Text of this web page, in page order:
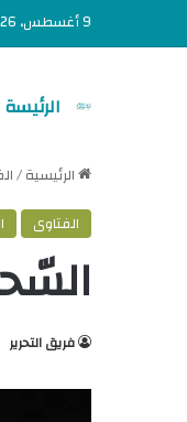
9 أغسطس، 2026
الرئيسة
الرئيسية/
الفتاوى
فريق التحرير